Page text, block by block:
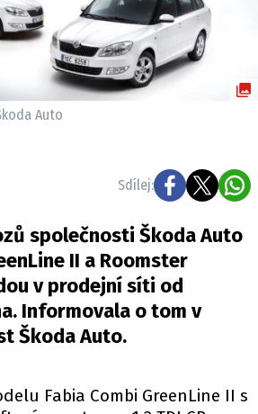
TUNING
PROFI
ELEKTRO
ELEKTROMOBILŮ
S ELEKTROMOBILY
OSTATNÍ
TISKOVKY
ROZHOVORY
DAKAR
ZE SVĚTA
Auto
Sdílej:
společnosti Škoda Auto
II a Roomster
v prodejní síti od
Informovala o tom v
Škoda Auto.
Fabia Combi GreenLine II s